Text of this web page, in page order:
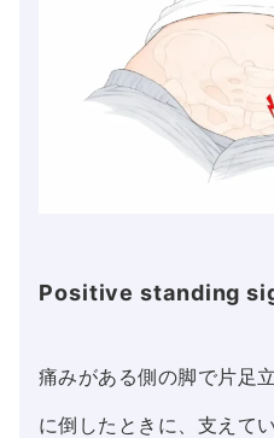
Positive standing
痛みがある側の脚で片足
に倒したときに、支えて